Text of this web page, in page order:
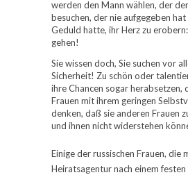
werden den Mann wählen, der
besuchen, der nie aufgegeben
Geduld hatte, ihr Herz zu
gehen!
Sie wissen doch, Sie suchen vor
Sicherheit! Zu schön oder
ihre Chancen sogar herabsetzen,
Frauen mit ihrem geringen
denken, daß sie anderen Frauen
und ihnen nicht widerstehen
Einige der russischen Frauen, die
Heiratsagentur nach einem festen